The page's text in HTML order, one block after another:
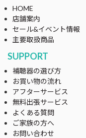
HOME
店舗案内
セール&イベント情報
主要取扱商品
SUPPORT
補聴器の選び方
お買い物の流れ
アフターサービス
無料出張サービス
よくある質問
ご家族の方へ
お問い合わせ